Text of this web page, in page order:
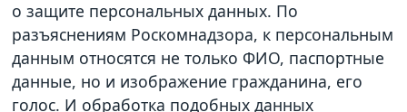
о защите персональных данных. По
разъяснениям Роскомнадзора, к персональным
данным относятся не только ФИО, паспортные
данные, но и изображение гражданина, его
голос. И обработка подобных данных